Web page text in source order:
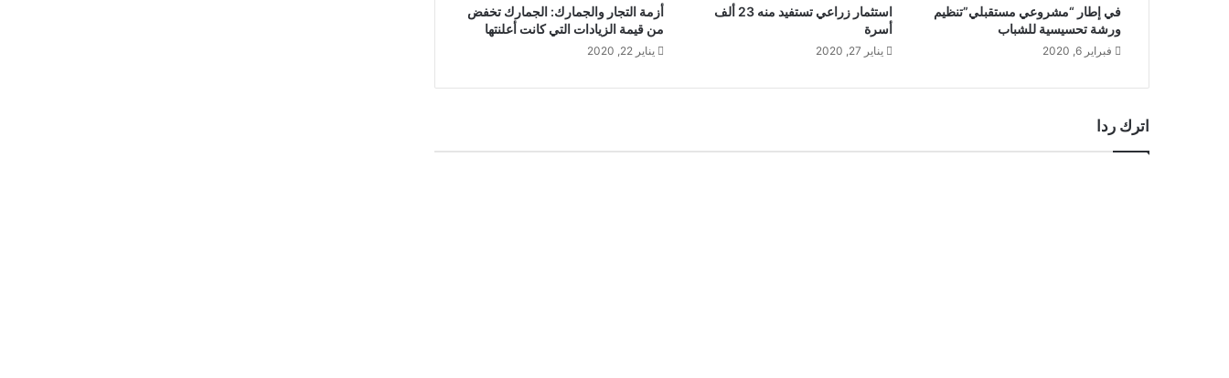
في إطار “مشروعي مستقبلي”تنظيم
ورشة تحسيسية للشباب
فبراير 6, 2020
استثمار زراعي تستفيد منه 23 ألف
أسرة
يناير 27, 2020
أزمة التجار والجمارك: الجمارك تخفض
من قيمة الزيادات التي كانت أعلنتها
يناير 22, 2020
اترك ردا